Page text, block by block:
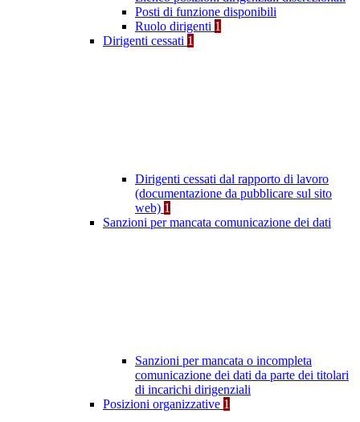
Posti di funzione disponibili
Ruolo dirigenti 1
Dirigenti cessati 1
Dirigenti cessati dal rapporto di lavoro
(documentazione da pubblicare sul sito
web) 1
Sanzioni per mancata comunicazione dei dati
Sanzioni per mancata o incompleta
comunicazione dei dati da parte dei titolari
di incarichi dirigenziali
Posizioni organizzative 1